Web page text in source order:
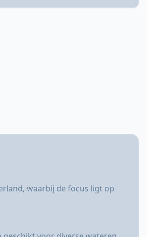
waarbij de focus ligt op